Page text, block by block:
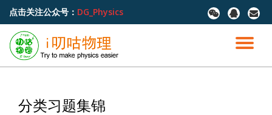
容
点击关注公众号： DG_Physics
fa-
wechat
fa-
qq
fa-
切
分类习题集锦